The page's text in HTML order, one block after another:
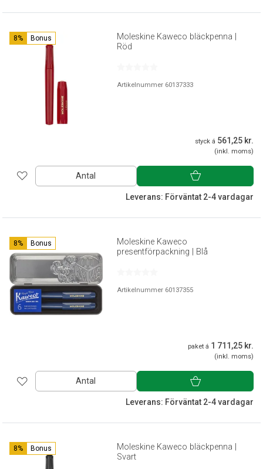
8% Bonus
Moleskine Kaweco bläckpenna |
Röd
Artikelnummer 60137333
styck á 561,25 kr.
(inkl. moms)
Antal
Leverans: Förväntat 2-4 vardagar
8% Bonus
Moleskine Kaweco
presentförpackning | Blå
Artikelnummer 60137355
paket á 1 711,25 kr.
(inkl. moms)
Antal
Leverans: Förväntat 2-4 vardagar
8% Bonus
Moleskine Kaweco bläckpenna |
Svart